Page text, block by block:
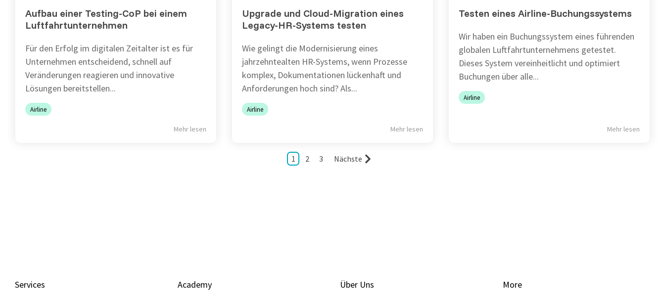
Aufbau einer Testing-CoP bei einem
Luftfahrtunternehmen
Für den Erfolg im digitalen Zeitalter ist es für
Unternehmen entscheidend, schnell auf
Veränderungen reagieren und innovative
Lösungen bereitstellen...
Airline
Mehr lesen
Upgrade und Cloud-Migration eines
Legacy-HR-Systems testen
Wie gelingt die Modernisierung eines
jahrzehntealten HR-Systems, wenn Prozesse
komplex, Dokumentationen lückenhaft und
Anforderungen hoch sind? Als...
Airline
Mehr lesen
Testen eines Airline-Buchungssystems
Wir haben ein Buchungssystem eines führenden
globalen Luftfahrtunternehmens getestet.
Dieses System vereinheitlicht und optimiert
Buchungen über alle...
Airline
Mehr lesen
1 2 3 Nächste
Services Academy Über Uns More